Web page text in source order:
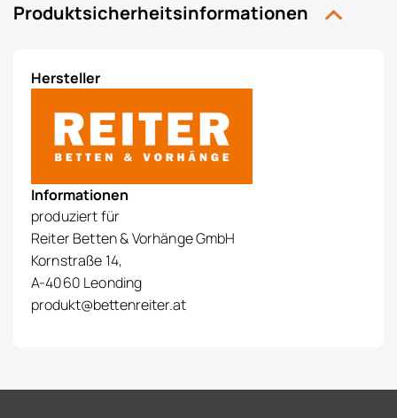
Produktsicherheitsinformationen
Hersteller
Informationen
produziert für
Reiter Betten & Vorhänge GmbH
Kornstraße 14,
A-4060 Leonding
produkt@bettenreiter.at